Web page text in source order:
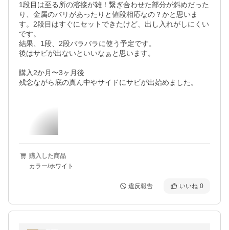
1段目は至る所の溶接が雑！繋ぎ合わせた部分が斜めだった
り、金属のバリがあったりと値段相応なの？かと思いま
す。2段目はすぐにセットできたけど、出し入れがしにくい
です。
結果、1段、2段バラバラに使う予定です。
後はサビが出ないといいなぁと思います。
購入2か月〜3ヶ月後
残念ながら底の真ん中やサイドにサビが出始めました。
購入した商品
カラー/ホワイト
違反報告 いいね 0